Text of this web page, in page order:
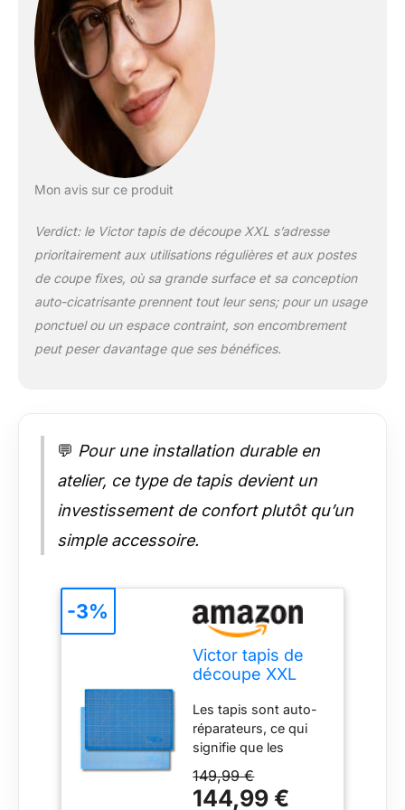
rapidement que les
coupe.
Mon avis sur ce produit
Verdict: le Victor tapis de découpe XXL s’adresse
prioritairement aux utilisations régulières et aux postes
de coupe fixes, où sa grande surface et sa conception
auto-cicatrisante prennent tout leur sens; pour un usage
ponctuel ou un espace contraint, son encombrement
peut peser davantage que ses bénéfices.
💬 Pour une installation durable en
atelier, ce type de tapis devient un
investissement de confort plutôt qu’un
simple accessoire.
Victor tapis de
découpe XXL
cm 3 plis auto-
cicatrisant –
support de
découpe
professionnel
Les tapis sont auto-
réparateurs, ce qui
signifie que les
n'endommagent pas
le tapis. Chaque tapis
149,99 €
144,99 €
-3%